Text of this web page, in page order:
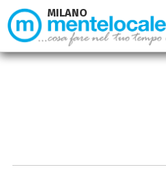
MILANO